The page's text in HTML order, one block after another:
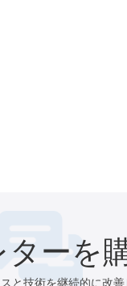
ーを
と技術を継続的に改